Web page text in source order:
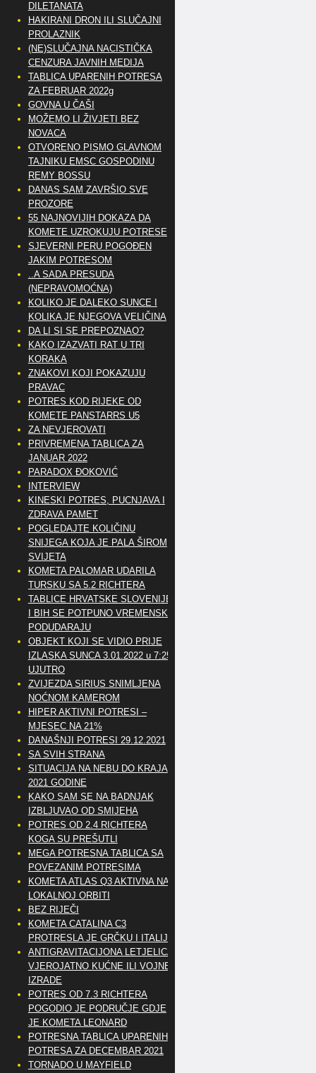
DILETANATA
HAKIRANI DRON ILI SLUČAJNI
PROLAZNIK
(NE)SLUČAJNA NACISTIČKA
CENZURA JAVNIH MEDIJA
TABLICA UPARENIH POTRESA
ZA FEBRUAR 2022g
GOVNA U ČAŠI
MOŽEMO LI ŽIVJETI BEZ
NOVACA
OTVORENO PISMO GLAVNOM
TAJNIKU EMSC GOSPODINU
REMY BOSSU
DANAS SAM ZAVRŠIO SVE
PROZORE
55 NAJNOVIJIH DOKAZA DA
KOMETE UZROKUJU POTRESE
SJEVERNI PERU POGOĐEN
JAKIM POTRESOM
..A SADA PRESUDA
(NEPRAVOMOĆNA)
KOLIKO JE DALEKO SUNCE I
KOLIKA JE NJEGOVA VELIČINA
DA LI SI SE PREPOZNAO?
KAKO IZAZVATI RAT U TRI
KORAKA
ZNAKOVI KOJI POKAZUJU
PRAVAC
POTRES KOD RIJEKE OD
KOMETE PANSTARRS U5
ZA NEVJEROVATI
PRIVREMENA TABLICA ZA
JANUAR 2022
PARADOX ĐOKOVIĆ
INTERVIEW
KINESKI POTRES, PUCNJAVA I
ZDRAVA PAMET
POGLEDAJTE KOLIČINU
SNIJEGA KOJA JE PALA ŠIROM
SVIJETA
KOMETA PALOMAR UDARILA
TURSKU SA 5.2 RICHTERA
TABLICE HRVATSKE SLOVENIJE
I BIH SE POTPUNO VREMENSKI
PODUDARAJU
OBJEKT KOJI SE VIDIO PRIJE
IZLASKA SUNCA 3.01.2022 u 7:25
UJUTRO
ZVIJEZDA SIRIUS SNIMLJENA
NOĆNOM KAMEROM
HIPER AKTIVNI POTRESI –
MJESEC NA 21%
DANAŠNJI POTRESI 29.12.2021
SA SVIH STRANA
SITUACIJA NA NEBU DO KRAJA
2021 GODINE
KAKO SAM SE NA BADNJAK
IZBLJUVAO OD SMIJEHA
POTRES OD 2.4 RICHTERA
KOGA SU PREŠUTLI
MEGA POTRESNA TABLICA SA
POVEZANIM POTRESIMA
KOMETA ATLAS Q3 AKTIVNA NA
LOKALNOJ ORBITI
BEZ RIJEČI
KOMETA CATALINA C3
PROTRESLA JE GRČKU I ITALIJU
ANTIGRAVITACIJONA LETJELICA
VJEROJATNO KUĆNE ILI VOJNE
IZRADE
POTRES OD 7.3 RICHTERA
POGODIO JE PODRUČJE GDJE
JE KOMETA LEONARD
POTRESNA TABLICA UPARENIH
POTRESA ZA DECEMBAR 2021
TORNADO U MAYFIELD